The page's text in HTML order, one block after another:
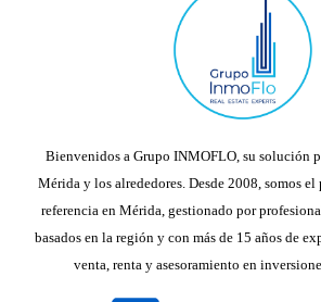
Bienvenidos a Grupo INMOFLO, su solución
Mérida y los alrededores. Desde 2008, somos
referencia en Mérida, gestionado por
basados en la región y con más de 15 años de
venta, renta y asesoramiento en